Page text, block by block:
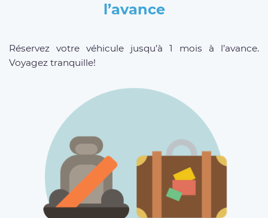
l’avance
Réservez votre véhicule jusqu’à 1 mois à l’avance.
Voyagez tranquille!